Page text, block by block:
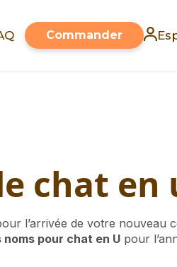
Commander
chat en
l’arrivée de votre
noms pour chat en U pour